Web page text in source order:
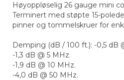
Høyoppløselig 26 gauge mini
Terminert med støpte 15-
pinner og tommelskruer for
Demping (dB / 100 ft.): -0,5 dB
-1,3 dB @ 5 MHz.
-1,9 dB @ 10 MHz.
-4,0 dB @ 50 MHz.